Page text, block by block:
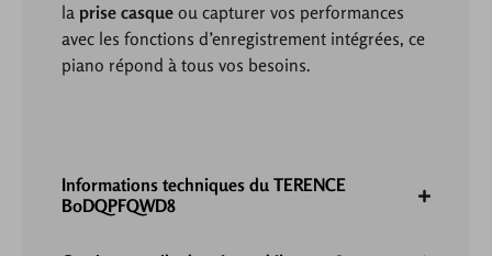
la prise casque ou capturer vos performances
avec les fonctions d’enregistrement intégrées, ce
piano répond à tous vos besoins.
Informations techniques du TERENCE
B0DQPFQWD8